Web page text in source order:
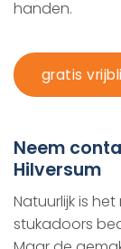
handen.
gratis
Neem
Hilversum
Natuurlijk is
stukadoors